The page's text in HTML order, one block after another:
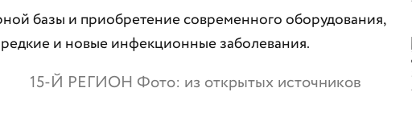
базы и приобретение современного оборудования,
и новые инфекционные заболевания.
15-Й РЕГИОН Фото: из открытых источников